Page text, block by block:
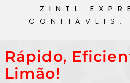
ZINTL
CONFIÁVEIS,
Rápido,
Limão!